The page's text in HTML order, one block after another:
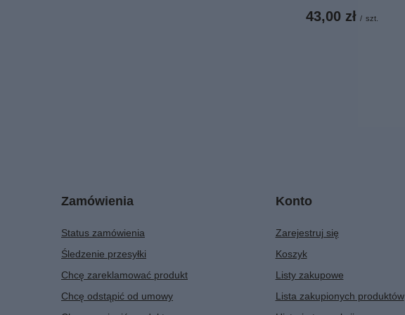
43,00 zł / szt.
Zamówienia
Status zamówienia
Śledzenie przesyłki
Chcę zareklamować produkt
Chcę odstąpić od umowy
Konto
Zarejestruj się
Koszyk
Listy zakupowe
Lista zakupionych produktów